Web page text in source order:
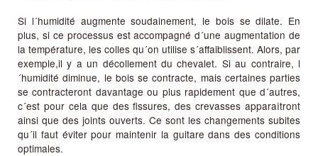
Si l´humidité augmente soudainement, le bois se dilate. En
plus, si ce processus est accompagné d´une augmentation de
la température, les colles qu´on utilise s´affaiblissent. Alors, par
exemple,il y a un décollement du chevalet. Si au contraire, l
´humidité diminue, le bois se contracte, mais certaines parties
se contracteront davantage ou plus rapidement que d´autres,
c´est pour cela que des fissures, des crevasses apparaîtront
ainsi que des joints ouverts. Ce sont les changements subites
qu´il faut éviter pour maintenir la guitare dans des conditions
optimales.